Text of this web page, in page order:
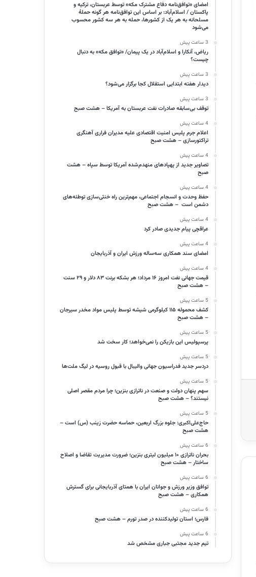
امضای «توافق‌نامه دفاع مشترک مکه» توسط عربستان، ترکیه و
پاکستان / اسلام‌آباد: بر اساس این توافق‌نامه هر گونه حملهٔ
مسلحانه به هر یک از کشورها، حمله به هر سه کشور محسوب
می‌شود
3 ساعت پیش
ریاض، آنکارا و اسلام‌آباد در یک پیمان/ «توافق مکه» به دنبال
چیست؟
3 ساعت پیش
دیدار هفته ابتدایی استقلال کجا برگزار می‌شود؟
3 ساعت پیش
توقف بی‌سابقه صادرات نفت عربستان به آمریکا – هشت صبح
4 ساعت پیش
اعلام جرم پلیس امنیت اقتصادی علیه مدیران فراری آهنگری
تراکتورسازی – هشت صبح
4 ساعت پیش
تصاویر جدید از پهپادهای منهدم‌شده آمریکا توسط سپاه – هشت
صبح
4 ساعت پیش
حفظ وحدت و انسجام اجتماعی، مهم‌ترین راه خنثی‌سازی توطئه‌های
دشمن است – هشت صبح
4 ساعت پیش
عراقچی پیام جدیدی صادر کرد
4 ساعت پیش
امضای سند همکاری سه‌ساله ورزش ایران و آذربایجان
4 ساعت پیش
قیمت جهانی نفت امروز ۱۶ مرداد؛ هر بشکه برنت ۸۳ دلار و ۲۹ سنت
– هشت صبح
5 ساعت پیش
کشف محموله ۱۱۵ کیلوگرمی شیشه توسط پلیس مواد مخدر سیرجان
– هشت صبح
5 ساعت پیش
پرسپولیس این بازیکن را نمی‌خواهد؛ کار سخت شد
5 ساعت پیش
دردسر جدید فدراسیون جهانی والیبال با قبول روسیه در لیگ ملت‌ها
5 ساعت پیش
سهم پنهان دولت و صنعت در ناترازی بنزین؛ چرا مردم مقصر اصلی
نیستند؟ – هشت صبح
5 ساعت پیش
حاج‌علی‌اکبری: جلوه بزرگ اربعین، حماسه حضرت زینب (س) است –
هشت صبح
6 ساعت پیش
بحران ناترازی ۱۰ میلیون لیتری بنزین؛ ضرورت مدیریت تقاضا و اصلاح
ساختار – هشت صبح
6 ساعت پیش
توافق وزیر ورزش و جوانان ایران با همتای آذربایجانی برای گسترش
همکاری – هشت صبح
6 ساعت پیش
فارس؛ استان تولیدکننده در صدر تورم – هشت صبح
6 ساعت پیش
تیم جدید مجتبی جباری مشخص شد